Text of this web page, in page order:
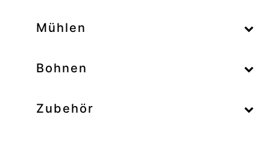
Mühlen
–
Bohnen
–
Zubehör